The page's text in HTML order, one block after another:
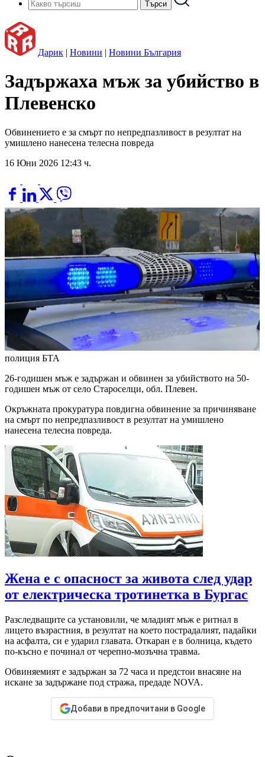
Дарик | Новини | Новини България
Задържаха мъж за убийство в
Плевенско
Обвинението е за смърт по непредпазливост в резултат на
умишлено нанесена телесна повреда
16 Юни 2026 12:43 ч.
полиция БТА
26-годишен мъж е задържан и обвинен за убийството на 50-
годишен мъж от село Староселци, обл. Плевен.
Окръжната прокуратура повдигна обвинение за причиняване
на смърт по непредпазливост в резултат на умишлено
нанесена телесна повреда.
Жена е с опасност за живота след удар
от електрическа тротинетка в Бургас
Разследващите са установили, че младият мъж е ритнал в
лицето възрастния, в резултат на което пострадалият, падайки
на асфалта, си е ударил главата. Откаран е в болница, където
по-късно е починал от черепно-мозъчна травма.
Обвиняемият е задържан за 72 часа и предстои внасяне на
искане за задържане под стража, предаде NOVA.
Добави в предпочитани в Google